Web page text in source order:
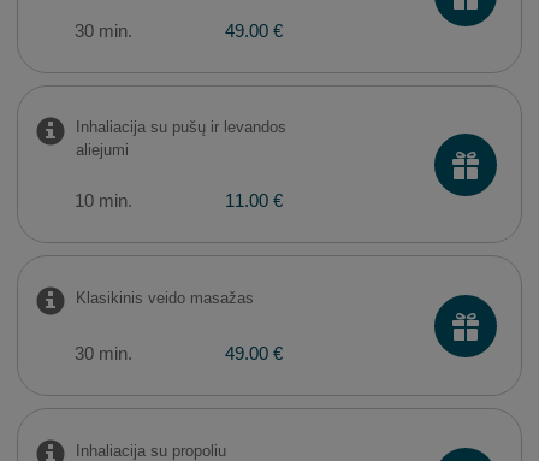
30 min. 49.00 €
Inhaliacija su pušų ir levandos
aliejumi
10 min. 11.00 €
Klasikinis veido masažas
30 min. 49.00 €
Inhaliacija su propoliu